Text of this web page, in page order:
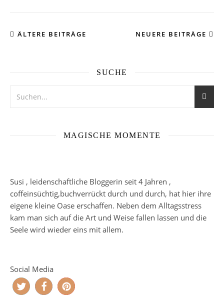
ÄLTERE BEITRÄGE NEUERE BEITRÄGE
SUCHE
MAGISCHE MOMENTE
Susi , leidenschaftliche Bloggerin seit 4 Jahren ,
coffeinsüchtig,buchverrückt durch und durch, hat hier ihre
eigene kleine Oase erschaffen. Neben dem Alltagsstress
kam man sich auf die Art und Weise fallen lassen und die
Seele wird wieder eins mit allem.
Social Media